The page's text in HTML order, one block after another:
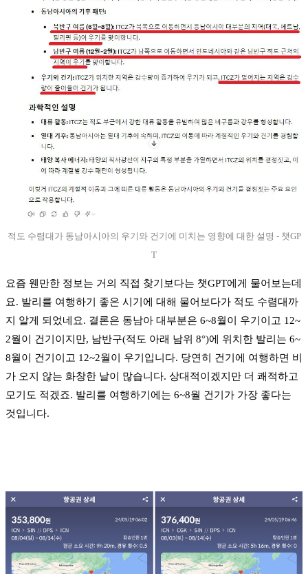
적도 수렴대가 동남아시아의 우기와 건기에 미치는 영향에 대한 설명 - 챗GP
T
요즘 웬만한 정보는 거의 직접 찾기보다는 챗GPT에게 물어보는데
요. 발리를 여행하기 좋은 시기에 대해 물어보다가 적도 수렴대까
지 알게 되었네요. 결론은 동남아 대부분은 6~8월이 우기이고 12~
2월이 건기이지만, 남반구(적도 아래 남위 8°)에 위치한 발리는 6~
8월이 건기이고 12~2월이 우기입니다. 당연히 건기에 여행하면 비
가 오지 않는 화창한 날이 많습니다. 상대적이겠지만 더 쾌적하고
모기도 적겠죠. 발리를 여행하기에는 6~8월 건기가 가장 좋다는
것입니다.